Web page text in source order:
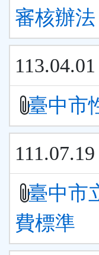
審核辦法
113.04.01
臺中市
111.07.19
臺中市
費標準